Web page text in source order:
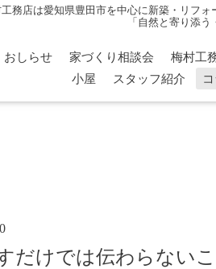
務店は愛知県豊田市を中心に新築・リフォ
「自然と寄り添
おしらせ 家づくり相談会 梅村工
小屋
スタッフ紹介
だけでは伝わらないこ